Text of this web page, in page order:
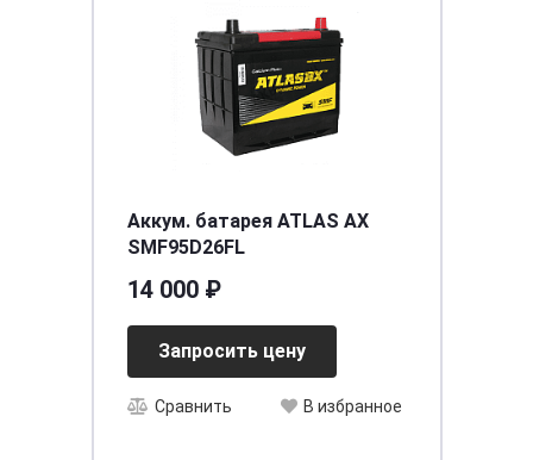
Аккум. батарея ATLAS AX
SMF95D26FL
14 000 ₽
Запросить цену
Сравнить В избранное